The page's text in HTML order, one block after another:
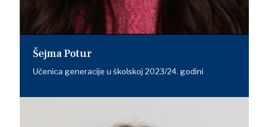
Šejma Potur
Učenica generacije u školskoj 2023/24. godini